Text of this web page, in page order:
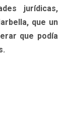
jurídicas,
que un
que podía